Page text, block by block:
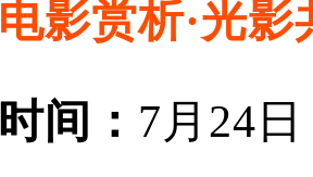
电影赏析·光影
时间： 7月24